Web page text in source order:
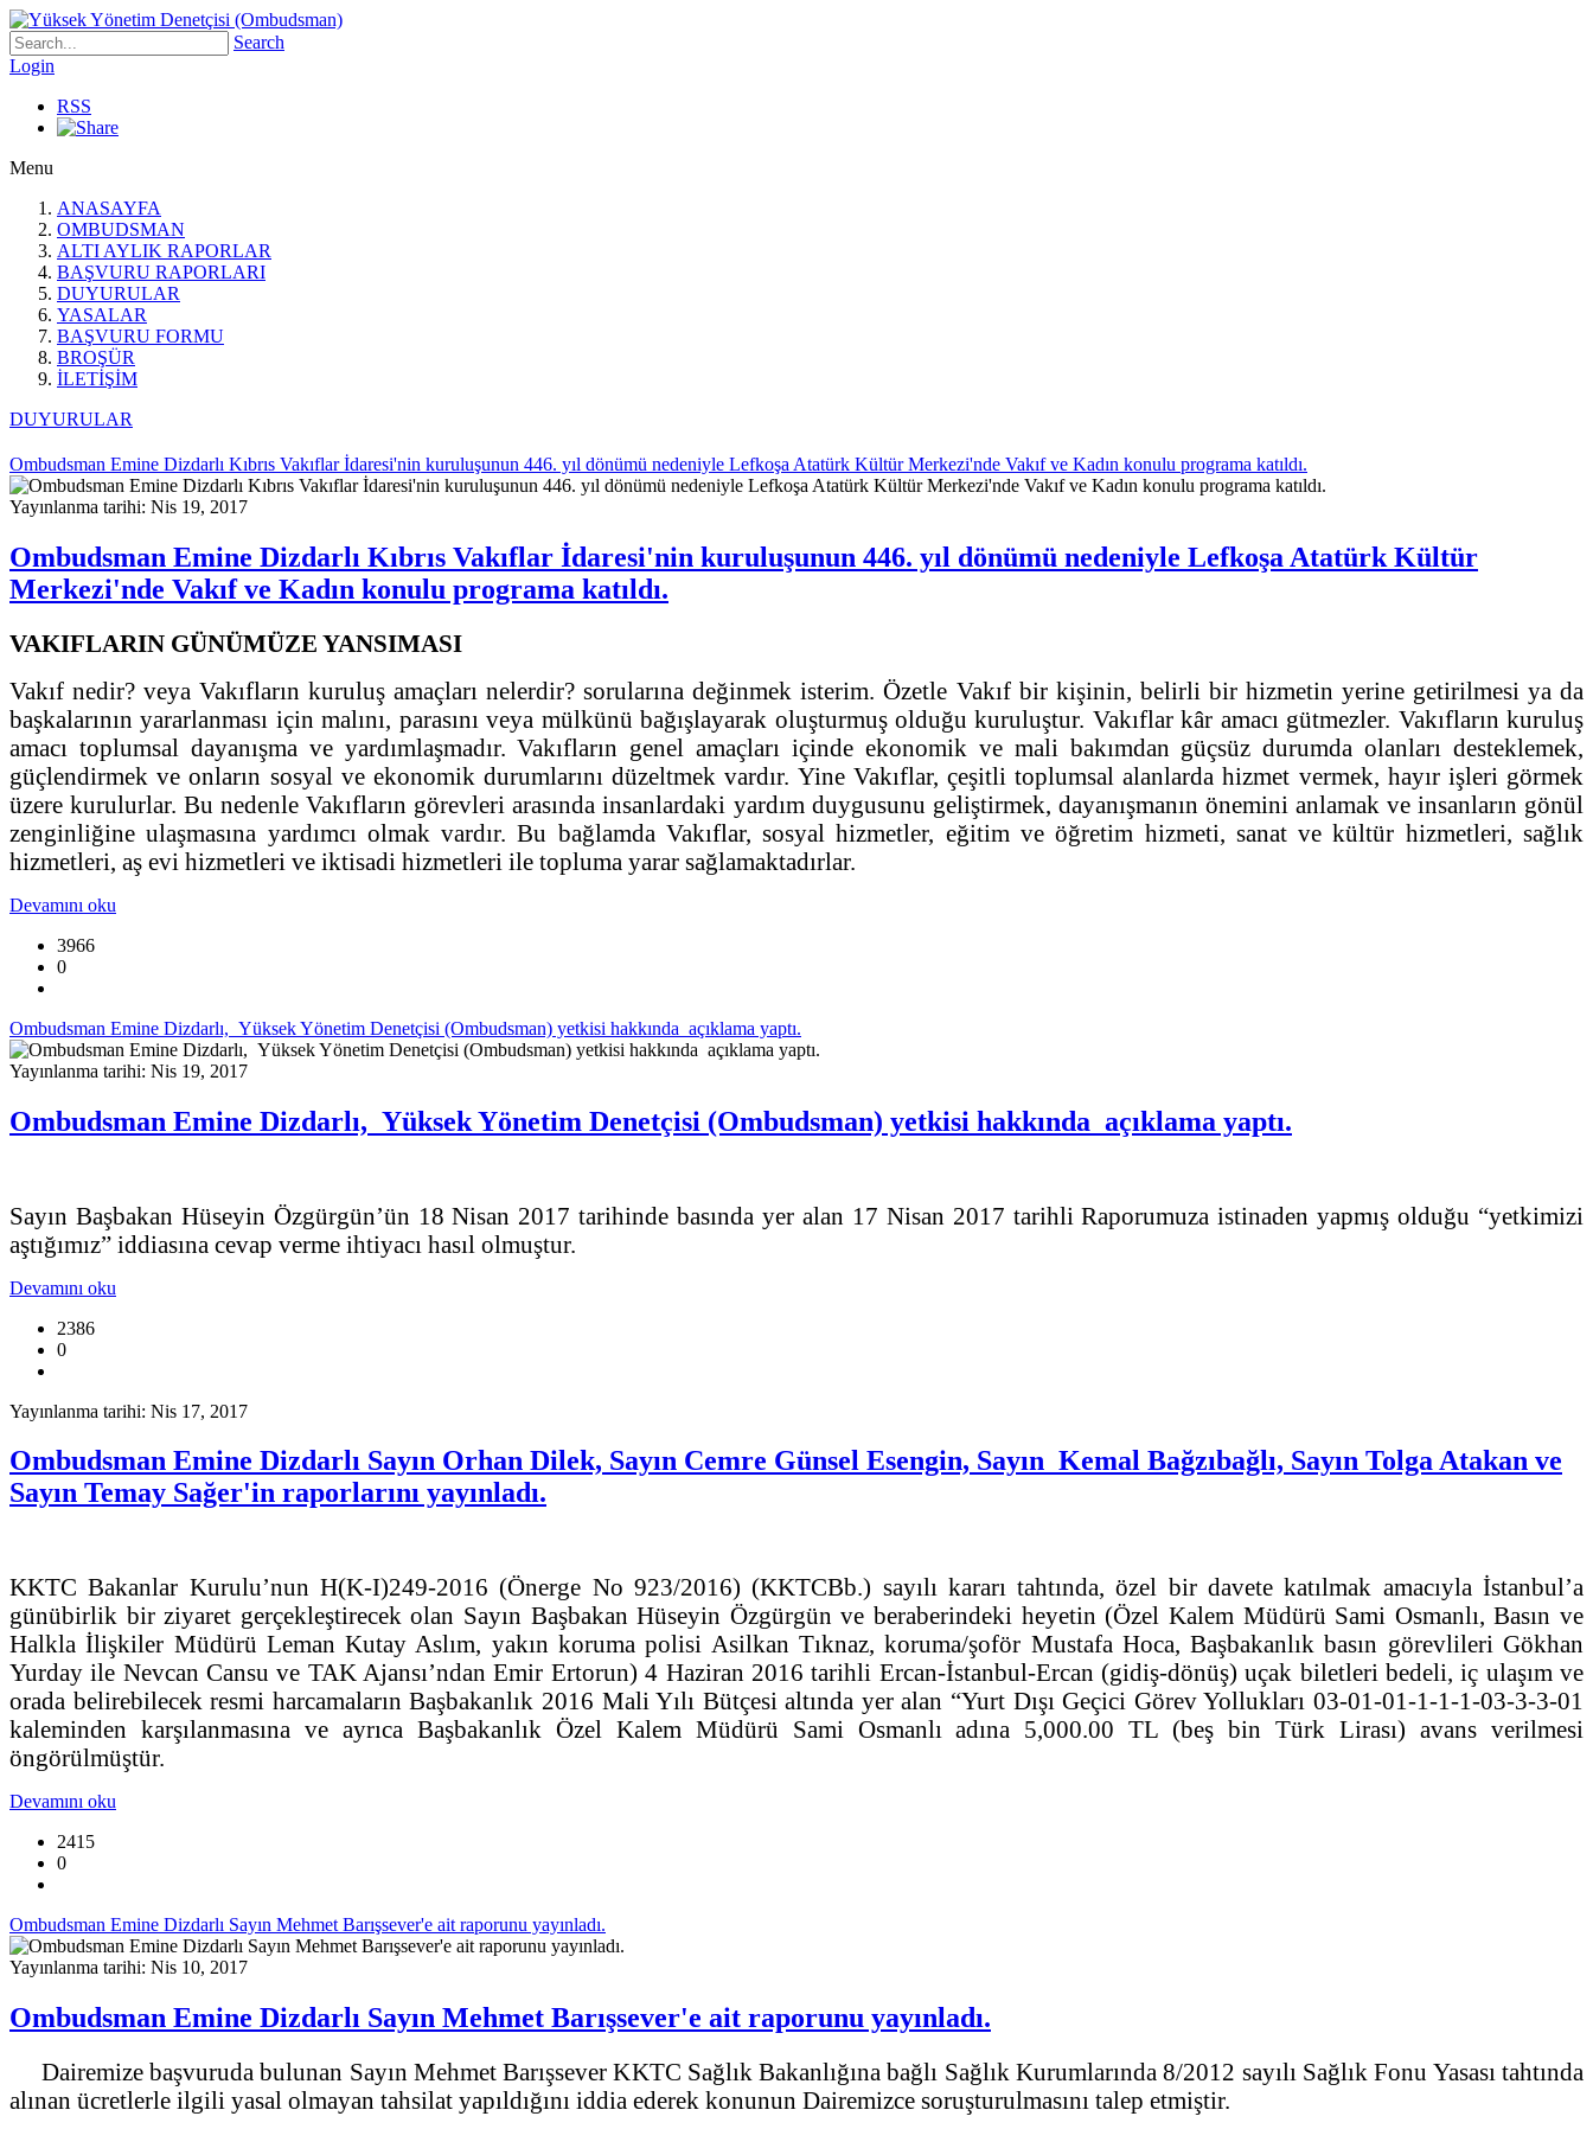
Search
Login
RSS
Menu
ANASAYFA
OMBUDSMAN
ALTI AYLIK RAPORLAR
BAŞVURU RAPORLARI
DUYURULAR
YASALAR
BAŞVURU FORMU
BROŞÜR
İLETİŞİM
DUYURULAR
Ombudsman Emine Dizdarlı Kıbrıs Vakıflar İdaresi'nin kuruluşunun 446. yıl dönümü nedeniyle Lefkoşa Atatürk Kültür Merkezi'nde Vakıf ve Kadın konulu programa katıldı.
Yayınlanma tarihi: Nis 19, 2017
Ombudsman Emine Dizdarlı Kıbrıs Vakıflar İdaresi'nin kuruluşunun 446. yıl dönümü nedeniyle Lefkoşa Atatürk Kültür
Merkezi'nde Vakıf ve Kadın konulu programa katıldı.
VAKIFLARIN GÜNÜMÜZE YANSIMASI
Vakıf nedir? veya Vakıfların kuruluş amaçları nelerdir? sorularına değinmek isterim. Özetle Vakıf bir kişinin, belirli bir hizmetin yerine getirilmesi ya da
başkalarının yararlanması için malını, parasını veya mülkünü bağışlayarak oluşturmuş olduğu kuruluştur. Vakıflar kâr amacı gütmezler. Vakıfların kuruluş
amacı toplumsal dayanışma ve yardımlaşmadır. Vakıfların genel amaçları içinde ekonomik ve mali bakımdan güçsüz durumda olanları desteklemek,
güçlendirmek ve onların sosyal ve ekonomik durumlarını düzeltmek vardır. Yine Vakıflar, çeşitli toplumsal alanlarda hizmet vermek, hayır işleri görmek
üzere kurulurlar. Bu nedenle Vakıfların görevleri arasında insanlardaki yardım duygusunu geliştirmek, dayanışmanın önemini anlamak ve insanların gönül
zenginliğine ulaşmasına yardımcı olmak vardır. Bu bağlamda Vakıflar, sosyal hizmetler, eğitim ve öğretim hizmeti, sanat ve kültür hizmetleri, sağlık
hizmetleri, aş evi hizmetleri ve iktisadi hizmetleri ile topluma yarar sağlamaktadırlar.
Devamını oku
3966
0
Ombudsman Emine Dizdarlı, Yüksek Yönetim Denetçisi (Ombudsman) yetkisi hakkında açıklama yaptı.
Yayınlanma tarihi: Nis 19, 2017
Ombudsman Emine Dizdarlı, Yüksek Yönetim Denetçisi (Ombudsman) yetkisi hakkında açıklama yaptı.
Sayın Başbakan Hüseyin Özgürgün’ün 18 Nisan 2017 tarihinde basında yer alan 17 Nisan 2017 tarihli Raporumuza istinaden yapmış olduğu “yetkimizi
aştığımız” iddiasına cevap verme ihtiyacı hasıl olmuştur.
Devamını oku
2386
0
Yayınlanma tarihi: Nis 17, 2017
Ombudsman Emine Dizdarlı Sayın Orhan Dilek, Sayın Cemre Günsel Esengin, Sayın Kemal Bağzıbağlı, Sayın Tolga Atakan ve
Sayın Temay Sağer'in raporlarını yayınladı.
KKTC Bakanlar Kurulu’nun H(K-I)249-2016 (Önerge No 923/2016) (KKTCBb.) sayılı kararı tahtında, özel bir davete katılmak amacıyla İstanbul’a
günübirlik bir ziyaret gerçekleştirecek olan Sayın Başbakan Hüseyin Özgürgün ve beraberindeki heyetin (Özel Kalem Müdürü Sami Osmanlı, Basın ve
Halkla İlişkiler Müdürü Leman Kutay Aslım, yakın koruma polisi Asilkan Tıknaz, koruma/şoför Mustafa Hoca, Başbakanlık basın görevlileri Gökhan
Yurday ile Nevcan Cansu ve TAK Ajansı’ndan Emir Ertorun) 4 Haziran 2016 tarihli Ercan-İstanbul-Ercan (gidiş-dönüş) uçak biletleri bedeli, iç ulaşım ve
orada belirebilecek resmi harcamaların Başbakanlık 2016 Mali Yılı Bütçesi altında yer alan “Yurt Dışı Geçici Görev Yollukları 03-01-01-1-1-1-03-3-3-01
kaleminden karşılanmasına ve ayrıca Başbakanlık Özel Kalem Müdürü Sami Osmanlı adına 5,000.00 TL (beş bin Türk Lirası) avans verilmesi
öngörülmüştür.
Devamını oku
2415
0
Ombudsman Emine Dizdarlı Sayın Mehmet Barışsever'e ait raporunu yayınladı.
Yayınlanma tarihi: Nis 10, 2017
Ombudsman Emine Dizdarlı Sayın Mehmet Barışsever'e ait raporunu yayınladı.
Dairemize başvuruda bulunan Sayın Mehmet Barışsever KKTC Sağlık Bakanlığına bağlı Sağlık Kurumlarında 8/2012 sayılı Sağlık Fonu Yasası tahtında
alınan ücretlerle ilgili yasal olmayan tahsilat yapıldığını iddia ederek konunun Dairemizce soruşturulmasını talep etmiştir.